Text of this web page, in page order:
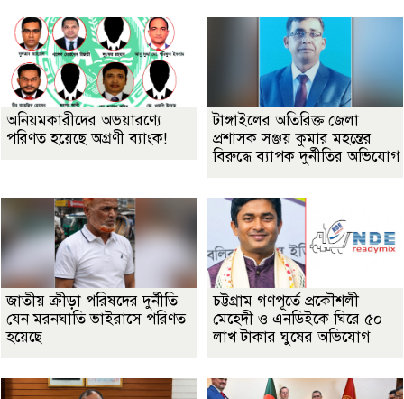
অনিয়মকারীদের অভয়ারণ্যে
পরিণত হয়েছে অগ্রণী ব্যাংক!
টাঙ্গাইলের অতিরিক্ত জেলা
প্রশাসক সঞ্জয় কুমার মহন্তের
বিরুদ্ধে ব্যাপক দুর্নীতির অভিযোগ
জাতীয় ক্রীড়া পরিষদের দুর্নীতি
যেন মরনঘাতি ভাইরাসে পরিণত
হয়েছে
চট্টগ্রাম গণপূর্তে প্রকৌশলী
মেহেদী ও এনডিইকে ঘিরে ৫০
লাখ টাকার ঘুষের অভিযোগ